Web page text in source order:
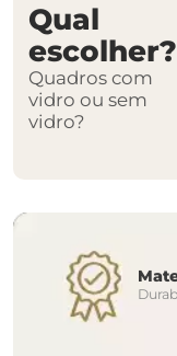
Qual
escolher?
Quadros com
vidro ou sem
vidro?